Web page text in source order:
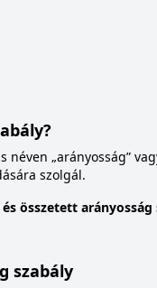
néven „arányosság”
szolgál.
összetett arányosság
szabály